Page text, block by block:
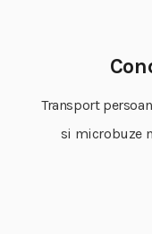
Transport
si microbuze